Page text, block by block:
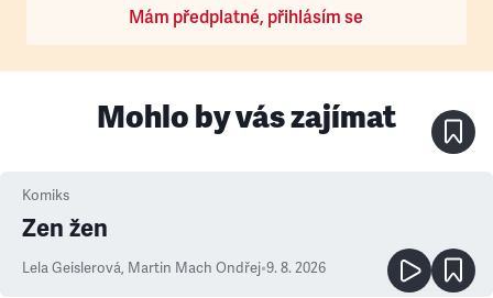
Mám předplatné, přihlásím se
Mohlo by vás zajímat
Komiks
Zen žen
Lela Geislerová, Martin Mach Ondřej•9. 8. 2026